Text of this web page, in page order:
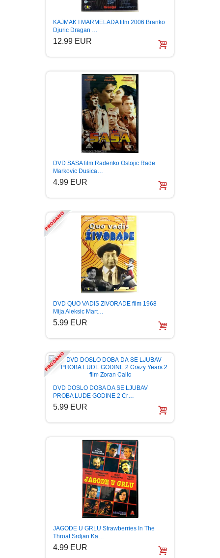
KAJMAK I MARMELADA film 2006 Branko
Djuric Dragan …
12.99 EUR
DVD SASA film Radenko Ostojic Rade
Markovic Dusica…
4.99 EUR
DVD QUO VADIS ZIVORADE film 1968
Mija Aleksic Mart…
5.99 EUR
DVD DOSLO DOBA DA SE LJUBAV
PROBA LUDE GODINE 2 Cr…
5.99 EUR
JAGODE U GRLU Strawberries In The
Throat Srdjan Ka…
4.99 EUR